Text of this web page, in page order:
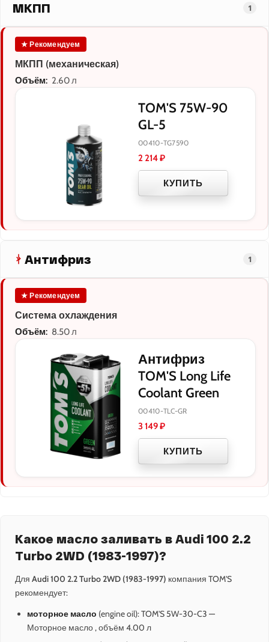
МКПП 1
★ Рекомендуем
МКПП (механическая)
Объём: 2.60 л
TOM'S 75W-90
GL-5
00410-TG7590
2 214₽
КУПИТЬ
Антифриз 1
★ Рекомендуем
Система охлаждения
Объём: 8.50 л
Антифриз
TOM'S Long Life
Coolant Green
00410-TLC-GR
3 149₽
КУПИТЬ
Какое масло заливать в Audi 100 2.2
Turbo 2WD (1983-1997)?
Для Audi 100 2.2 Turbo 2WD (1983-1997) компания TOM'S
рекомендует:
моторное масло (engine oil): TOM'S 5W-30-C3 —
Моторное масло , объём 4.00 л